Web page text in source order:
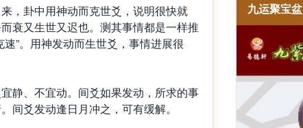
卦中用神动而克世爻，说明很快就
衰又生世又迟也。测其事情都是一样推
”。用神发动而生世爻，事情进展很
、不宜动。间爻如果发动，所求的事
间爻发动逢日月冲之，可有缓解。
九运聚宝盆